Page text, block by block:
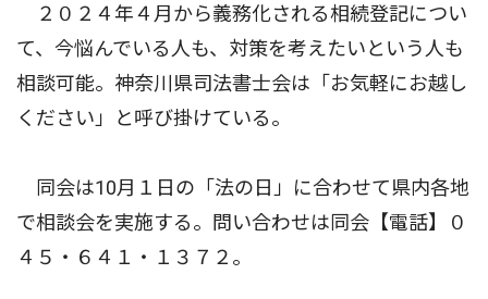
２０２４年４月から義務化される相続登記につい
て、今悩んでいる人も、対策を考えたいという人も
相談可能。神奈川県司法書士会は「お気軽にお越し
ください」と呼び掛けている。
同会は10月１日の「法の日」に合わせて県内各地
で相談会を実施する。問い合わせは同会【電話】０
４５・６４１・１３７２。